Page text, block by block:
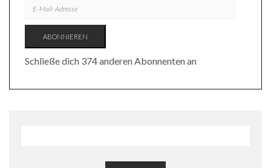
MAIL-
ABONNIEREN
Schließe dich 374 anderen Abonnenten an